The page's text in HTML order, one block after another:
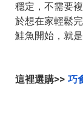
穩定，不需要
於想在家輕鬆
鮭魚開始，就
這裡選購>> 巧